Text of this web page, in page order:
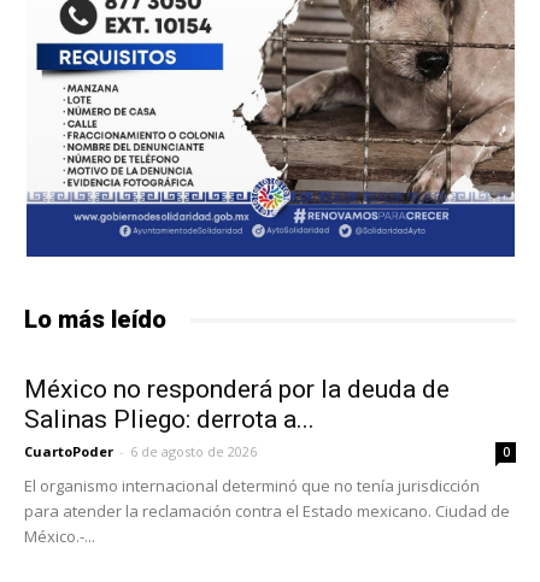
Lo más leído
México no responderá por la deuda de
Salinas Pliego: derrota a...
CuartoPoder - 6 de agosto de 2026 0
El organismo internacional determinó que no tenía jurisdicción
para atender la reclamación contra el Estado mexicano. Ciudad de
México.-...